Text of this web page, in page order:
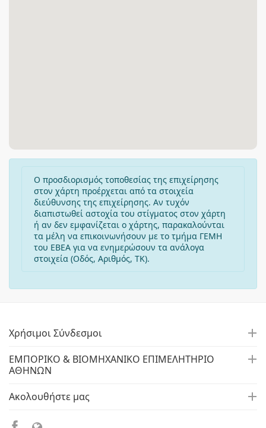
Ο προσδιορισμός τοποθεσίας της επιχείρησης
στον χάρτη προέρχεται από τα στοιχεία
διεύθυνσης της επιχείρησης. Αν τυχόν
διαπιστωθεί αστοχία του στίγματος στον χάρτη
ή αν δεν εμφανίζεται ο χάρτης, παρακαλούνται
τα μέλη να επικοινωνήσουν με το τμήμα ΓΕΜΗ
του ΕΒΕΑ για να ενημερώσουν τα ανάλογα
στοιχεία (Οδός, Αριθμός, ΤΚ).
Χρήσιμοι Σύνδεσμοι
ΕΜΠΟΡΙΚΟ & ΒΙΟΜΗΧΑΝΙΚΟ ΕΠΙΜΕΛΗΤΗΡΙΟ
ΑΘΗΝΩΝ
Ακολουθήστε μας